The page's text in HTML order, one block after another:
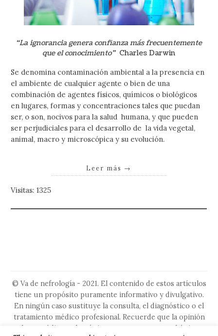
“La ignorancia genera confianza más frecuentemente
que el conocimiento”Charles Darwin
Se denomina contaminación ambiental a la presencia en
el ambiente de cualquier agente o bien de una
combinación de agentes físicos, químicos o biológicos
en lugares, formas y concentraciones tales que puedan
ser, o son, nocivos para la salud humana, y que pueden
ser perjudiciales para el desarrollo de la vida vegetal,
animal, macro y microscópica y su evolución.
Leer más →
Visitas: 1325
© Va de nefrología - 2021. El contenido de estos artículos
tiene un propósito puramente informativo y divulgativo.
En ningún caso sustituye la consulta, el diagnóstico o el
tratamiento médico profesional. Recuerde que la opinión
de su médico es la más importante, ya que es el único